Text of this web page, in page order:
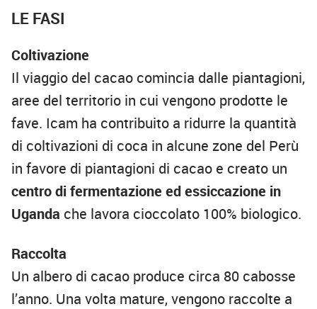
LE FASI
Coltivazione
Il viaggio del cacao comincia dalle piantagioni,
aree del territorio in cui vengono prodotte le
fave. Icam ha contribuito a ridurre la quantità
di coltivazioni di coca in alcune zone del Perù
in favore di piantagioni di cacao e creato un
centro di fermentazione ed essiccazione in
Uganda che lavora cioccolato 100% biologico.
Raccolta
Un albero di cacao produce circa 80 cabosse
l’anno. Una volta mature, vengono raccolte a